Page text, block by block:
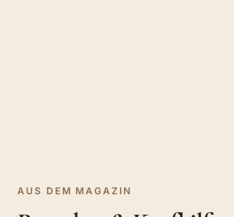
AUS DEM MAGAZIN